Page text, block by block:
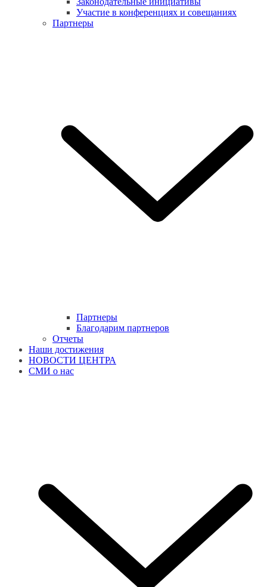
Участие в конференциях и совещаниях
Партнеры
Партнеры
Благодарим партнеров
Отчеты
Наши достижения
НОВОСТИ ЦЕНТРА
СМИ о нас